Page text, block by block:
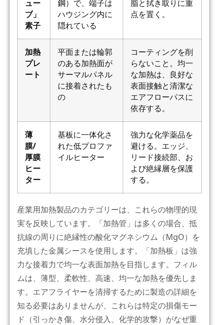
ュー
ブ」
素子
鋼）で、端子は
ハウジング内に
隠れている
脂と拭き取りに重
点を置く。
加熱
プレ
ート
平面または輪郭
のある加熱面が
サーマルパネル
に接着されたも
の
コーティングを削
らないこと。均一
な加熱は、良好な
表面接触と清潔な
エアフローパスに
依存する。
薄
膜/
厚膜
ヒー
ター
基板に一体化さ
れた低プロファ
イルヒーター
強力な化学薬品を
避ける。エッジ、
リード接続部、お
よび絶縁層を保護
する。
産業用加熱製品のカテゴリーは、これらの物理的現
実を反映しています。「加熱管」は多くの場合、抵
抗線の周りに絶縁性の酸化マグネシウム（MgO）を
充填した金属シースを使用します。「加熱板」は強
力な接着力で均一な表面加熱を目指します。フィル
ムは、薄型、柔軟性、高速、均一な加熱を優先しま
す。エアフライヤーを清掃するために製造の詳細を
知る必要はありませんが、これらは特定の損傷モー
ド（引っかき傷、水分侵入、化学的攻撃）がなぜ重